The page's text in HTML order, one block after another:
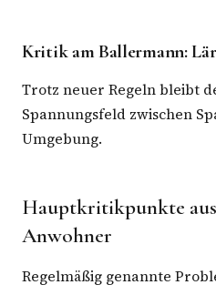
Kritik am Ballermann:
Trotz neuer Regeln bleibt
Spannungsfeld zwischen
Umgebung.
Hauptkritikpunkte
Anwohner
Regelmäßig genannte